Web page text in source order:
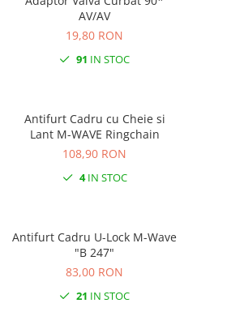
AV/AV
19,80 RON
91 IN STOC
Antifurt Cadru cu Cheie si
Lant M-WAVE Ringchain
108,90 RON
4IN STOC
Antifurt Cadru U-Lock M-Wave
"B 247"
83,00 RON
21 IN STOC